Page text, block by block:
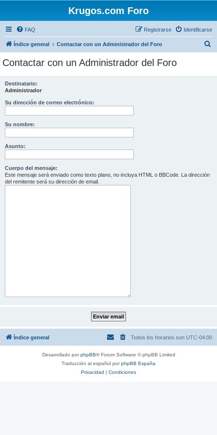
Krugos.com Foro
FAQ Identificarse
Registrarse
Índice general Contactar con un Administrador del Foro
Contactar con un Administrador del Foro
Destinatario:
Administrador
Su dirección de correo electrónico:
Su nombre:
Asunto:
Cuerpo del mensaje:
Este mensaje será enviado como texto plano, no incluya HTML o BBCode. La dirección
del remitente será su dirección de email.
Índice general Todos los horarios son UTC-04:00
Desarrollado porphpBB® Forum Software © phpBB Limited
Traducción al español porphpBB España
Privacidad | Condiciones